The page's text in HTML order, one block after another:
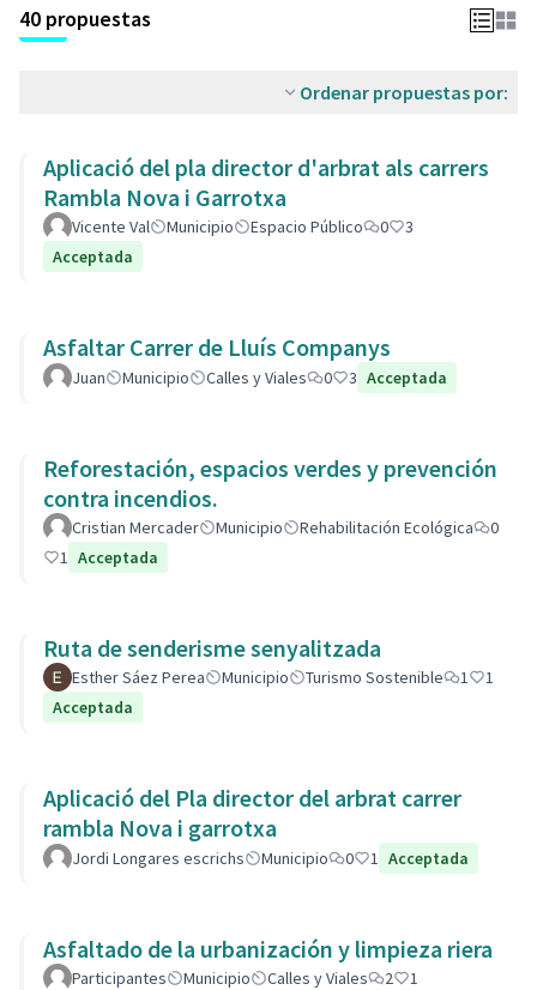
40 propuestas
Ordenar propuestas por:
Aplicació del pla director d'arbrat als carrers
Rambla Nova i Garrotxa
Vicente Val Municipio Espacio Público 0
3
Acceptada
Asfaltar Carrer de Lluís Companys
Juan Municipio Calles y Viales 0 3 Acceptada
Reforestación, espacios verdes y prevención
contra incendios.
Cristian Mercader Municipio Rehabilitación Ecológica
0
1 Acceptada
Ruta de senderisme senyalitzada
Esther Sáez Perea Municipio Turismo Sostenible 1
1
Acceptada
Aplicació del Pla director del arbrat carrer
rambla Nova i garrotxa
Jordi Longares escrichs Municipio 0 1 Acceptada
Asfaltado de la urbanización y limpieza riera
Participantes Municipio Calles y Viales 2
1